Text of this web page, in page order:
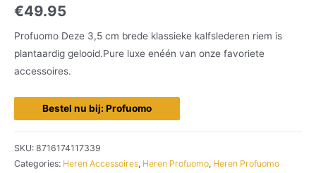
€49.95
Profuomo Deze 3,5 cm brede klassieke kalfslederen riem is
plantaardig gelooid.Pure luxe enéén van onze favoriete
accessoires.
Bestel nu bij: Profuomo
SKU: 8716174117339
Categories: Heren Accessoires, Heren Profuomo, Heren Profuomo